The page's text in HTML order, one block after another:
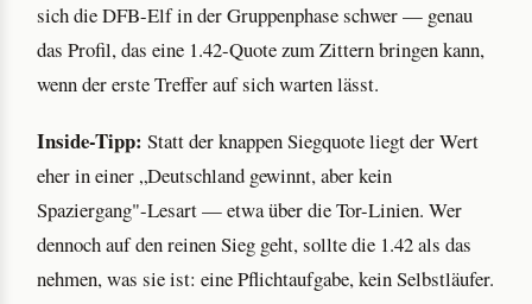
sich die DFB-Elf in der Gruppenphase schwer — genau
das Profil, das eine 1.42-Quote zum Zittern bringen kann,
wenn der erste Treffer auf sich warten lässt.
Inside-Tipp: Statt der knappen Siegquote liegt der Wert
eher in einer „Deutschland gewinnt, aber kein
Spaziergang"-Lesart — etwa über die Tor-Linien. Wer
dennoch auf den reinen Sieg geht, sollte die 1.42 als das
nehmen, was sie ist: eine Pflichtaufgabe, kein Selbstläufer.